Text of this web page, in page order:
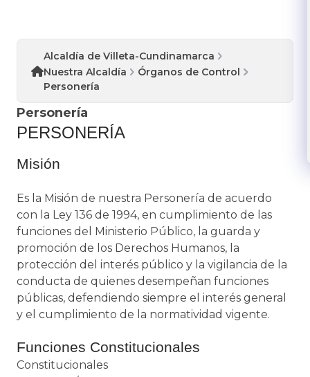
Alcaldía de Villeta-Cundinamarca
Nuestra Alcaldía
Órganos de Control
Personería
Personería
PERSONERÍA
Misión
Es la Misión de nuestra Personería de acuerdo
con la Ley 136 de 1994, en cumplimiento de las
funciones del Ministerio Público, la guarda y
promoción de los Derechos Humanos, la
protección del interés público y la vigilancia de la
conducta de quienes desempeñan funciones
públicas, defendiendo siempre el interés general
y el cumplimiento de la normatividad vigente.
Funciones Constitucionales
Constitucionales